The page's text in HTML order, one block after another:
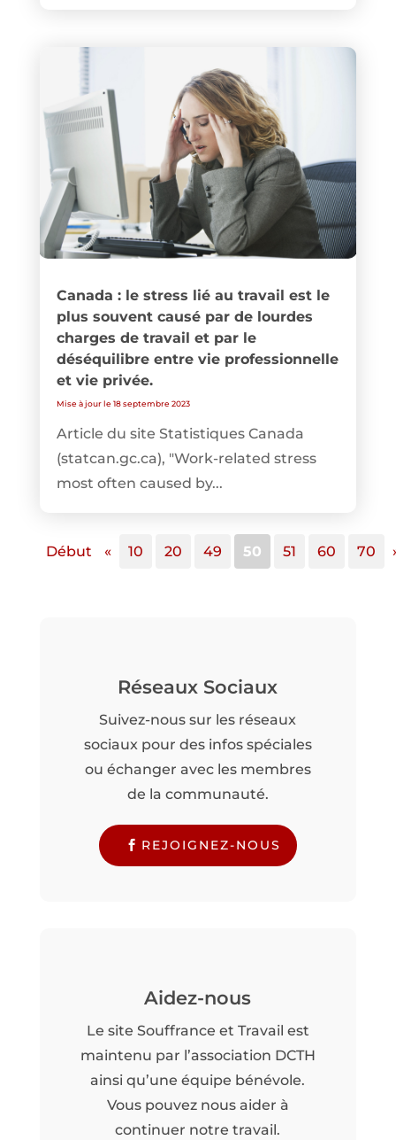
Canada : le stress lié au travail est le
plus souvent causé par de lourdes
charges de travail et par le
déséquilibre entre vie professionnelle
et vie privée.
Mise à jour le 18 septembre 2023
Article du site Statistiques Canada
(statcan.gc.ca), "Work-related stress
most often caused by...
Début « 10 20 49 50 51 60 70
Réseaux Sociaux
Suivez-nous sur les réseaux
sociaux pour des infos spéciales
ou échanger avec les membres
de la communauté.
REJOIGNEZ-NOUS
Aidez-nous
Le site Souffrance et Travail est
maintenu par l’association DCTH
ainsi qu’une équipe bénévole.
Vous pouvez nous aider à
continuer notre travail.